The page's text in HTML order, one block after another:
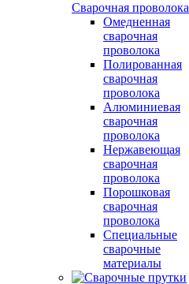
Сварочная проволока
Омедненная
сварочная
проволока
Полированная
сварочная
проволока
Алюминиевая
сварочная
проволока
Нержавеющая
сварочная
проволока
Порошковая
сварочная
проволока
Специальные
сварочные
материалы